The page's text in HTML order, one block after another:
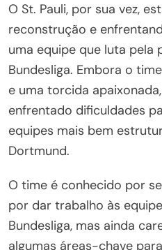
O St. Pauli, por sua vez,
reconstrução e
uma equipe que luta pela
Bundesliga. Embora o
e uma torcida
enfrentado dificuldades
equipes mais bem
Dortmund.
O time é conhecido por
por dar trabalho às
Bundesliga, mas ainda
algumas áreas-chave